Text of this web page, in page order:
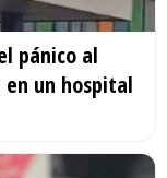
pánico al
un hospital